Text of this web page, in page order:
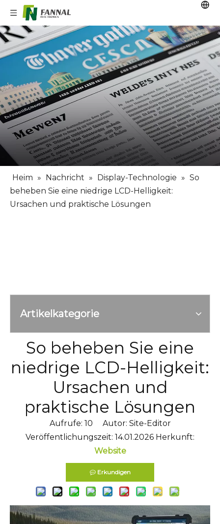
Heim » Nachricht » Display-Technologie » So
beheben Sie eine niedrige LCD-Helligkeit:
Ursachen und praktische Lösungen
Artikelkategorie
So beheben Sie eine
niedrige LCD-Helligkeit:
Ursachen und
praktische Lösungen
Aufrufe: 10 Autor: Site-Editor
Veröffentlichungszeit: 14.01.2026 Herkunft:
Website
Erkundigen